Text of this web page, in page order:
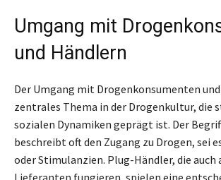
Umgang mit
und Händlern
Der Umgang mit Drogenkonsumenten
zentrales Thema in der Drogenkultur, die
sozialen Dynamiken geprägt ist. Der Begriff
beschreibt oft den Zugang zu Drogen, sei
oder Stimulanzien. Plug-Händler, die auch
Lieferanten fungieren, spielen eine